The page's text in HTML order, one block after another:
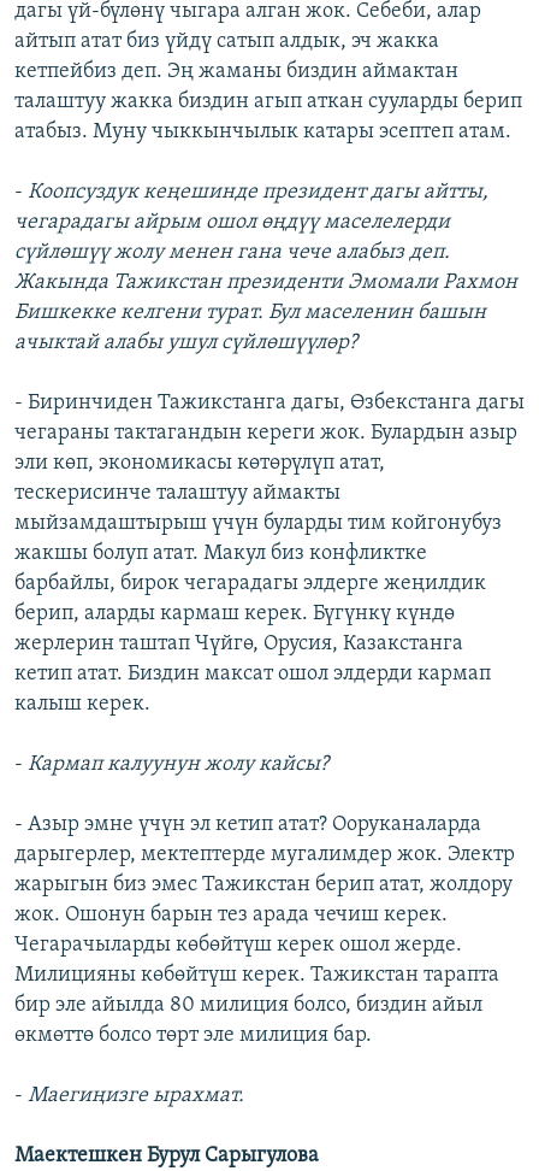
дагы үй-бүлөнү чыгара алган жок. Себеби, алар
айтып атат биз үйдү сатып алдык, эч жакка
кетпейбиз деп. Эң жаманы биздин аймактан
талаштуу жакка биздин агып аткан сууларды берип
атабыз. Муну чыккынчылык катары эсептеп атам.
- Коопсуздук кеңешинде президент дагы айтты,
чегарадагы айрым ошол өңдүү маселелерди
сүйлөшүү жолу менен гана чече алабыз деп.
Жакында Тажикстан президенти Эмомали Рахмон
Бишкекке келгени турат. Бул маселенин башын
ачыктай алабы ушул сүйлөшүүлөр?
- Биринчиден Тажикстанга дагы, Өзбекстанга дагы
чегараны тактагандын кереги жок. Булардын азыр
эли көп, экономикасы көтөрүлүп атат,
тескерисинче талаштуу аймакты
мыйзамдаштырыш үчүн буларды тим койгонубуз
жакшы болуп атат. Макул биз конфликтке
барбайлы, бирок чегарадагы элдерге жеңилдик
берип, аларды кармаш керек. Бүгүнкү күндө
жерлерин таштап Чүйгө, Орусия, Казакстанга
кетип атат. Биздин максат ошол элдерди кармап
калыш керек.
- Кармап калуунун жолу кайсы?
- Азыр эмне үчүн эл кетип атат? Ооруканаларда
дарыгерлер, мектептерде мугалимдер жок. Электр
жарыгын биз эмес Тажикстан берип атат, жолдору
жок. Ошонун барын тез арада чечиш керек.
Чегарачыларды көбөйтүш керек ошол жерде.
Милицияны көбөйтүш керек. Тажикстан тарапта
бир эле айылда 80 милиция болсо, биздин айыл
өкмөттө болсо төрт эле милиция бар.
- Маегиңизге ырахмат.
Маектешкен Бурул Сарыгулова